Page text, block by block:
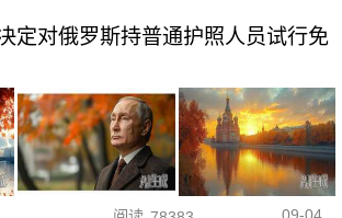
定对俄罗斯持普通护照人员试行免